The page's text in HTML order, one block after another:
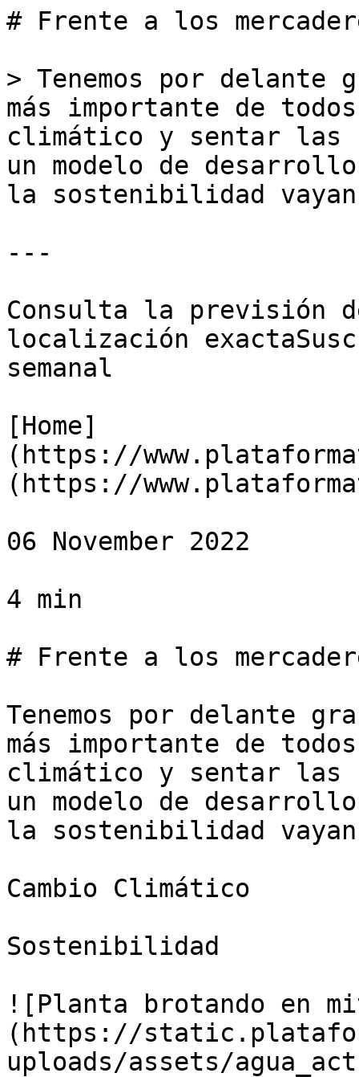
# Frente a los
> Tenemos por
más importante de
climático y sentar las
un modelo de
la sostenibilidad vayan
---
Consulta la previsión
localización
semanal
[Home]
(https://
(https://
06 November 2022
4 min
# Frente a los
Tenemos por delante
más importante de
climático y sentar las
un modelo de
la sostenibilidad vayan
Cambio Climático
Sostenibilidad
![Planta brotando en
(https://
uploads/assets/